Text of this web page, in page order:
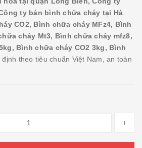
ty bán bình chữa cháy tại Hà
CO2, Bình chữa cháy MFz4, Bình
cháy Mt3, Bình chữa cháy mfz8,
Bình chữa cháy CO2 3kg, Bình
định theo tiêu chuẩn Việt Nam, an toàn
+